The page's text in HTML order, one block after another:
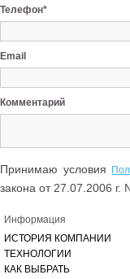
Телефон*
Email
Комментарий
Принимаю условия
закона от 27.07.2006
Информация
ИСТОРИЯ КОМПАНИИ
ТЕХНОЛОГИИ
КАК ВЫБРАТЬ